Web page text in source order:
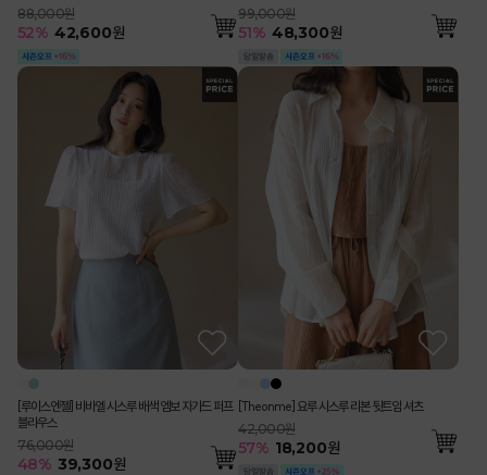
88,000원
52% 42,600원
99,000원
51% 48,300원
[루이스엔젤] 비바엘 시스루 배색 엠보 자가드 퍼프
블라우스
76,000원
48% 39,300원
[Theonme] 요루 시스루 리본 뒷트임 셔츠
42,000원
57% 18,200원